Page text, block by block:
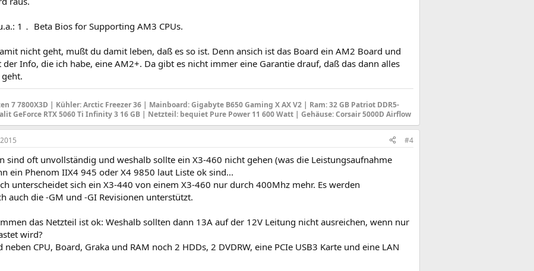
1． Beta Bios for Supporting AM3 CPUs.
nicht geht, mußt du damit leben, daß es so ist. Denn ansich ist das Board ein AM2 Board und
der Info, die ich habe, eine AM2+. Da gibt es nicht immer eine Garantie drauf, daß das dann alles
7 7800X3D | Kühler: Arctic Freezer 36 | Mainboard: Gigabyte B650 Gaming X AX V2 | Ram: 32 GB Patriot DDR5-
GeForce RTX 5060 Ti Infinity 3 16 GB | Netzteil: bequiet Pure Power 11 600 Watt | Gehäuse: Corsair 5000D Airflow
#4
sind oft unvollständig und weshalb sollte ein X3-460 nicht gehen (was die Leistungsaufnahme
ein Phenom IIX4 945 oder X4 9850 laut Liste ok sind...
unterscheidet sich ein X3-440 von einem X3-460 nur durch 400Mhz mehr. Es werden
auch die -GM und -GI Revisionen unterstützt.
das Netzteil ist ok: Weshalb sollten dann 13A auf der 12V Leitung nicht ausreichen, wenn nur
wird?
neben CPU, Board, Graka und RAM noch 2 HDDs, 2 DVDRW, eine PCIe USB3 Karte und eine LAN